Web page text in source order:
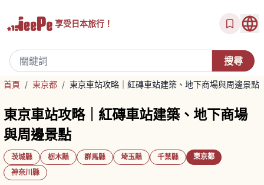
享受日本旅行！
首頁 / 東京都 / 東京車站攻略｜紅磚車站建築、地下商場與周邊景點
東京車站攻略｜紅磚車站建築、地下商場
與周邊景點
茨城縣 栃木縣 群馬縣 埼玉縣 千葉縣
東京都
神奈川縣